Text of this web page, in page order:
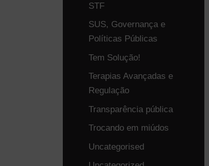
STF
SUS, Governança e
Políticas Públicas
Tem Solução!
Terapias Avançadas e
Regulação
Transparência pública
Trocando em miúdos
Uncategorised